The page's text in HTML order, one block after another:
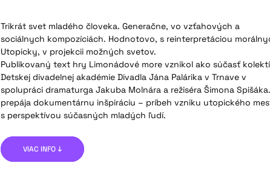
Trikrát svet mladého človeka. Generačne, vo vzťahových a
sociálnych kompozíciách. Hodnotovo, s reinterpretáciou
Utopicky, v projekcii možných svetov.
Publikovaný text hry Limonádové more vznikol ako súčasť
Detskej divadelnej akadémie Divadla Jána Palárika v Trnave v
spolupráci dramaturga Jakuba Molnára a režiséra Šimona
prepája dokumentárnu inšpiráciu – príbeh vzniku utopického
s perspektívou súčasných mladých ľudí.
VIAC INFO ↓